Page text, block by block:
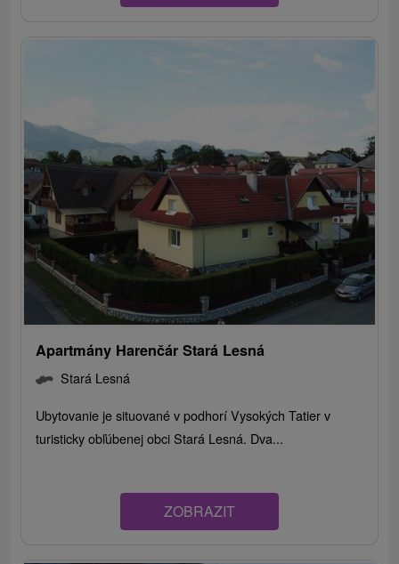
Apartmány Harenčár Stará Lesná
Stará Lesná
Ubytovanie je situované v podhorí Vysokých Tatier v
turisticky obľúbenej obci Stará Lesná. Dva...
ZOBRAZIT